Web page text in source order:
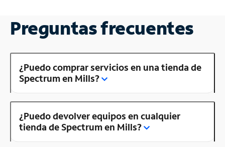
Preguntas frecuentes
¿Puedo comprar servicios en una tienda de
Spectrum en Mills?
¿Puedo devolver equipos en cualquier
tienda de Spectrum en Mills?